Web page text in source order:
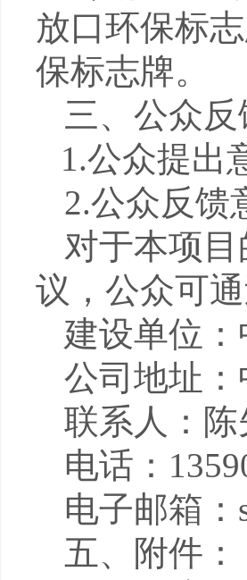
放口环保标
保标志牌。
三、公众
1.公众提出
2.公众反馈
对于本项
议，公众可
建设单位
公司地址
联系人：陈
电话：
电子邮箱：
五、附件：